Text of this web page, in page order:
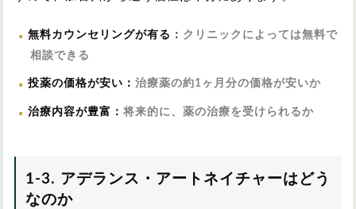
無料カウンセリングが有る ： クリニックによっては無料で
相談できる
投薬の価格が安い ： 治療薬の約1ヶ月分の価格が安いか
治療内容が豊富 ： 将来的に、薬の治療を受けられるか
1-3. アデランス・アートネイチャーはどう
なのか